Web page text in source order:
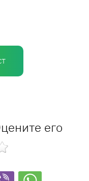
его